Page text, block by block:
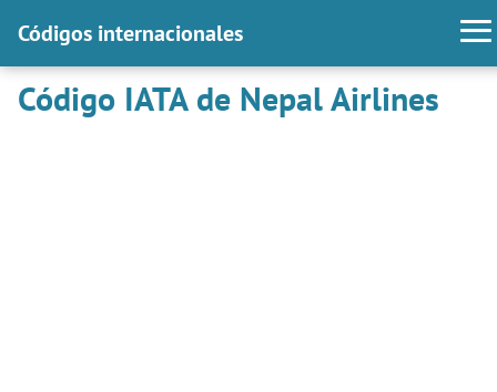
Códigos internacionales
Código IATA de Nepal Airlines